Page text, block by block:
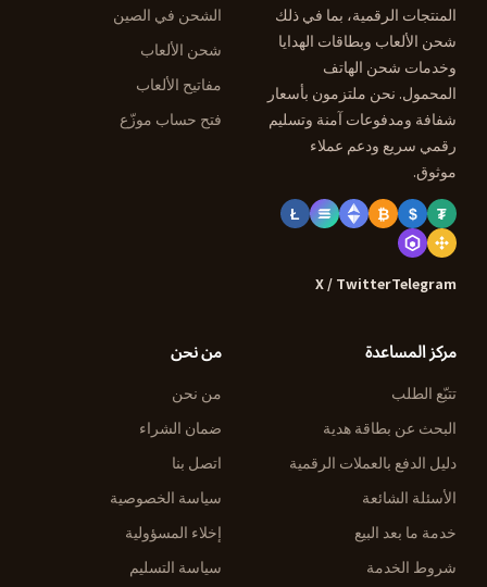
المنتجات الرقمية، بما في ذلك
شحن الألعاب وبطاقات الهدايا
وخدمات شحن الهاتف
المحمول. نحن ملتزمون بأسعار
شفافة ومدفوعات آمنة وتسليم
رقمي سريع ودعم عملاء
موثوق.
₮
$
₿
Ł
Telegram
X / Twitter
الشحن في الصين
شحن الألعاب
مفاتيح الألعاب
فتح حساب موزّع
مركز المساعدة
تتبّع الطلب
البحث عن بطاقة هدية
دليل الدفع بالعملات الرقمية
الأسئلة الشائعة
خدمة ما بعد البيع
شروط الخدمة
من نحن
من نحن
ضمان الشراء
اتصل بنا
سياسة الخصوصية
إخلاء المسؤولية
سياسة التسليم